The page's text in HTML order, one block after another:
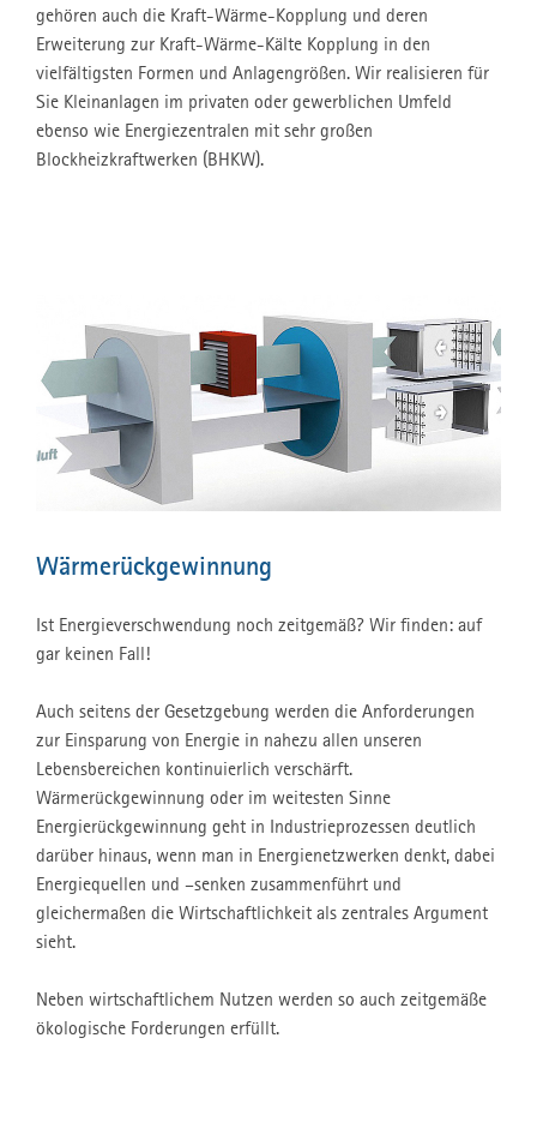
gehören auch die Kraft-Wärme-Kopplung und deren
Erweiterung zur Kraft-Wärme-Kälte Kopplung in den
vielfältigsten Formen und Anlagengrößen. Wir realisieren für
Sie Kleinanlagen im privaten oder gewerblichen Umfeld
ebenso wie Energiezentralen mit sehr großen
Blockheizkraftwerken (BHKW).
Wärmerückgewinnung
Ist Energieverschwendung noch zeitgemäß? Wir finden: auf
gar keinen Fall!
Auch seitens der Gesetzgebung werden die Anforderungen
zur Einsparung von Energie in nahezu allen unseren
Lebensbereichen kontinuierlich verschärft.
Wärmerückgewinnung oder im weitesten Sinne
Energierückgewinnung geht in Industrieprozessen deutlich
darüber hinaus, wenn man in Energienetzwerken denkt, dabei
Energiequellen und –senken zusammenführt und
gleichermaßen die Wirtschaftlichkeit als zentrales Argument
sieht.
Neben wirtschaftlichem Nutzen werden so auch zeitgemäße
ökologische Forderungen erfüllt.